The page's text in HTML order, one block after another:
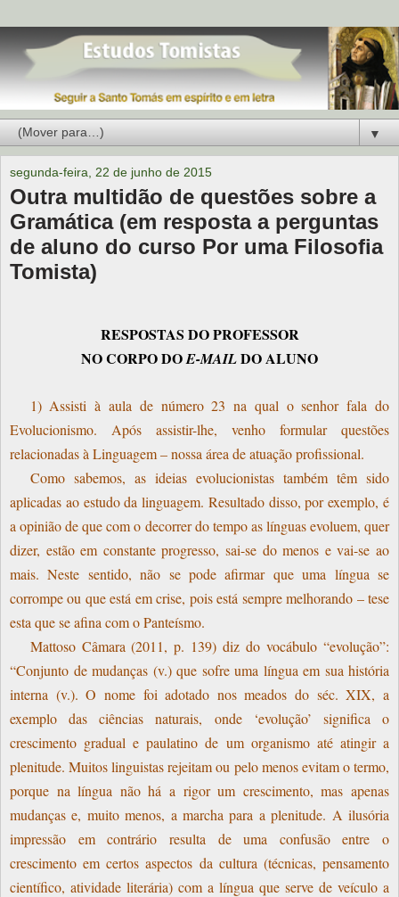
▼
segunda-feira, 22 de junho de 2015
Outra multidão de questões sobre a
Gramática (em resposta a perguntas
de aluno do curso Por uma Filosofia
Tomista)
RESPOSTAS DO PROFESSOR
NO CORPO DOE-MAILDO ALUNO
1) Assisti à aula de número 23 na qual o senhor fala do
Evolucionismo. Após assistir-lhe, venho formular questões
relacionadas à Linguagem – nossa área de atuação profissional.
Como sabemos, as ideias evolucionistas também têm sido
aplicadas ao estudo da linguagem. Resultado disso, por exemplo, é
a opinião de que com o decorrer do tempo as línguas evoluem, quer
dizer, estão em constante progresso, sai-se do menos e vai-se ao
mais. Neste sentido, não se pode afirmar que uma língua se
corrompe ou que está em crise, pois está sempre melhorando – tese
esta que se afina com o Panteísmo.
Mattoso Câmara (2011, p. 139) diz do vocábulo “evolução”:
“Conjunto de mudanças (v.) que sofre uma língua em sua história
interna (v.). O nome foi adotado nos meados do séc. XIX, a
exemplo das ciências naturais, onde ‘evolução’ significa o
crescimento gradual e paulatino de um organismo até atingir a
plenitude. Muitos linguistas rejeitam ou pelo menos evitam o termo,
porque na língua não há a rigor um crescimento, mas apenas
mudanças e, muito menos, a marcha para a plenitude. A ilusória
impressão em contrário resulta de uma confusão entre o
crescimento em certos aspectos da cultura (técnicas, pensamento
científico, atividade literária) com a língua que serve de veículo a